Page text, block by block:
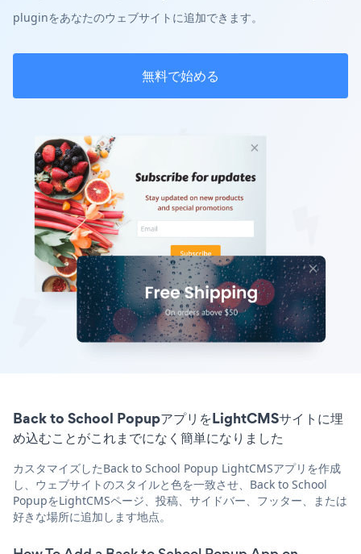
pluginをあなたのウェブサイトに追加できます。
無料で始める
Back to School PopupアプリをLightCMSサイトに埋
め込むことがこれまでになく簡単になりました
カスタマイズしたBack to School Popup LightCMSアプリを作成
し、ウェブサイトのスタイルと色を一致させ、Back to School
PopupをLightCMSページ、投稿、サイドバー、フッター、または
好きな場所に追加します地点。